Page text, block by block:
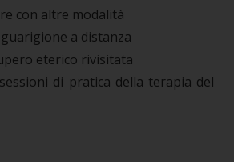
con altre modalità
a distanza
eterico rivisitata
sessioni di pratica della terapia del